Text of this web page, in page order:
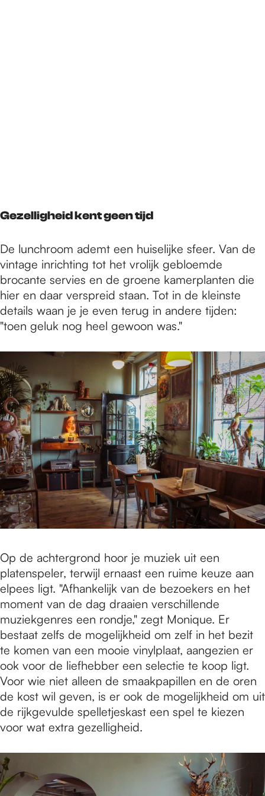
Gezelligheid kent geen tijd
De lunchroom ademt een huiselijke sfeer. Van de
vintage inrichting tot het vrolijk gebloemde
brocante servies en de groene kamerplanten die
hier en daar verspreid staan. Tot in de kleinste
details waan je je even terug in andere tijden:
"toen geluk nog heel gewoon was."
Op de achtergrond hoor je muziek uit een
platenspeler, terwijl ernaast een ruime keuze aan
elpees ligt. "Afhankelijk van de bezoekers en het
moment van de dag draaien verschillende
muziekgenres een rondje," zegt Monique. Er
bestaat zelfs de mogelijkheid om zelf in het bezit
te komen van een mooie vinylplaat, aangezien er
ook voor de liefhebber een selectie te koop ligt.
Voor wie niet alleen de smaakpapillen en de oren
de kost wil geven, is er ook de mogelijkheid om uit
de rijkgevulde spelletjeskast een spel te kiezen
voor wat extra gezelligheid.